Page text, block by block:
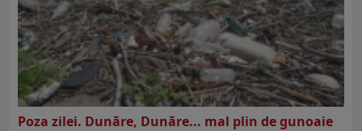
Poza zilei. Dunăre, Dunăre... mal plin de gunoaie